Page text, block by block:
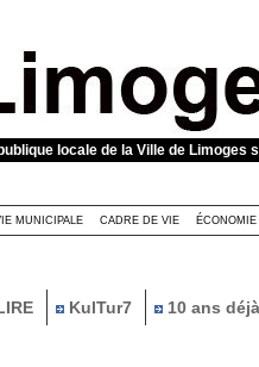
locale de la Ville de Limoges
MUNICIPALE CADRE DE VIE ÉCONOMIE
KulTur7 10 ans